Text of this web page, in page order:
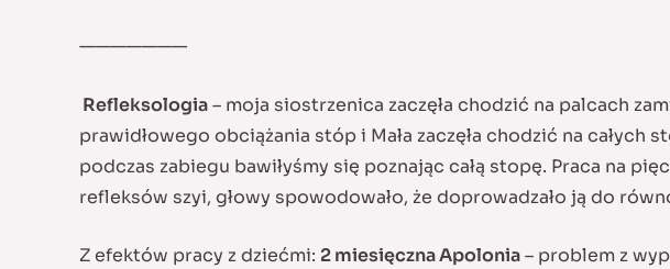
———————
Refleksologia– moja siostrzenica zaczęła chodzić na palcach
prawidłowego obciążania stóp i Mała zaczęła chodzić na całych
podczas zabiegu bawiłyśmy się poznając całą stopę. Praca na
refleksów szyi, głowy spowodowało, że doprowadzało ją do
Z efektów pracy z dziećmi: 2 miesięczna Apolonia– problem z